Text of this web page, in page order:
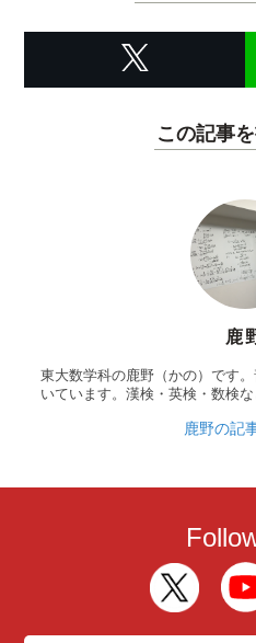
この記事
鹿
東大数学科の鹿野（かの）です
いています。漢検・英検・数検な
鹿野の記